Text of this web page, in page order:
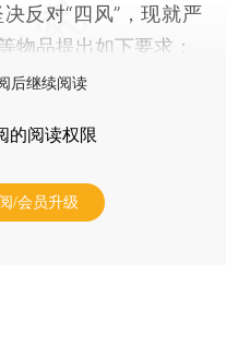
反对“四风”，现就严
物品提出如下要求：
后继续阅读
的阅读权限
/会员升级